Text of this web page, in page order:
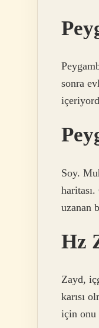
sonra
Soy.
uzanan
Hz
Zayd,
karısı
için onu